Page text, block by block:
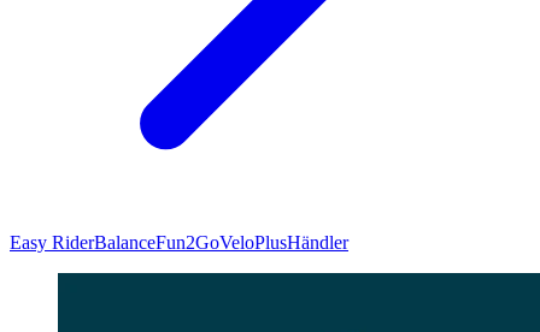
Easy RiderBalanceFun2GoVeloPlusHändler